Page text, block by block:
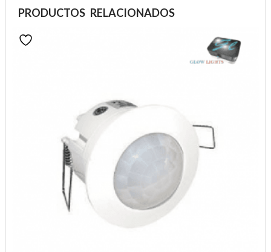
PRODUCTOS RELACIONADOS